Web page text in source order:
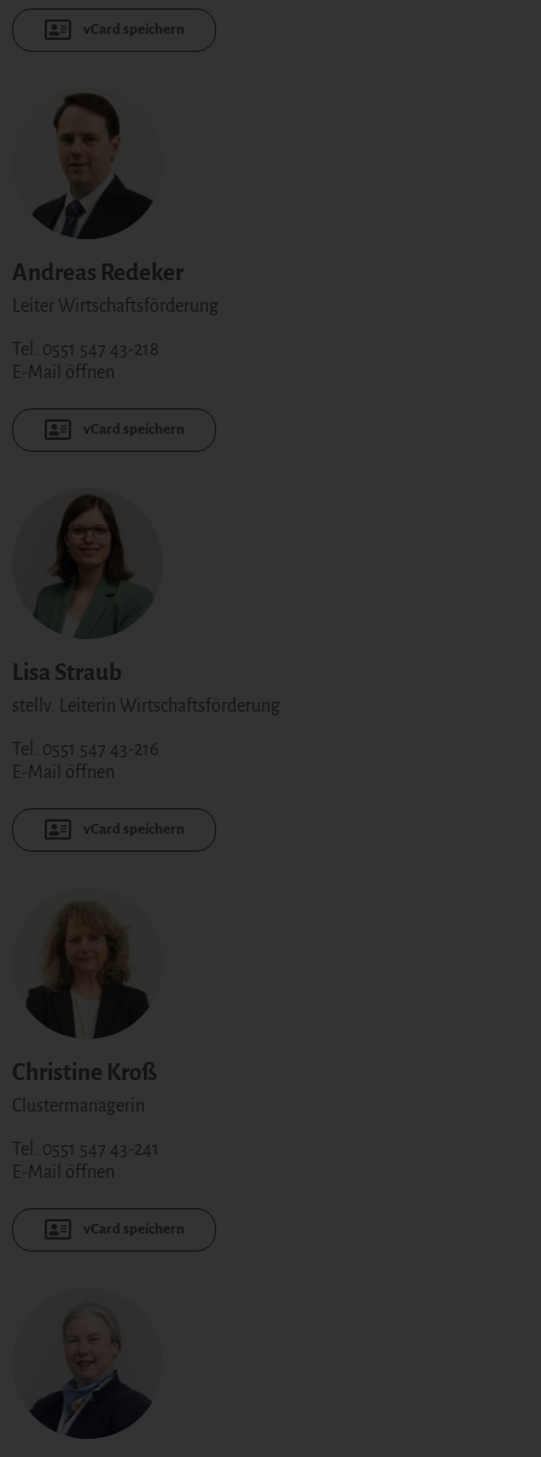
vCard speichern
Andreas Redeker
Leiter Wirtschaftsförderung
Tel. 0551 547 43-218
E-Mail öffnen
vCard speichern
Lisa Straub
stellv. Leiterin Wirtschaftsförderung
Tel. 0551 547 43-216
E-Mail öffnen
vCard speichern
Christine Kroß
Clustermanagerin
Tel. 0551 547 43-241
E-Mail öffnen
vCard speichern